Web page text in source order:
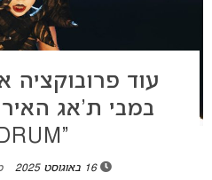
עוד פרובוקציה
במבי ת’אג
“REDRUM”
16 באוגוסט 2025